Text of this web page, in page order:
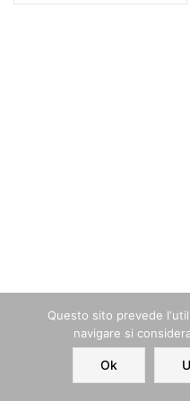
Home
Questo sito prevede
navigare si
Ok